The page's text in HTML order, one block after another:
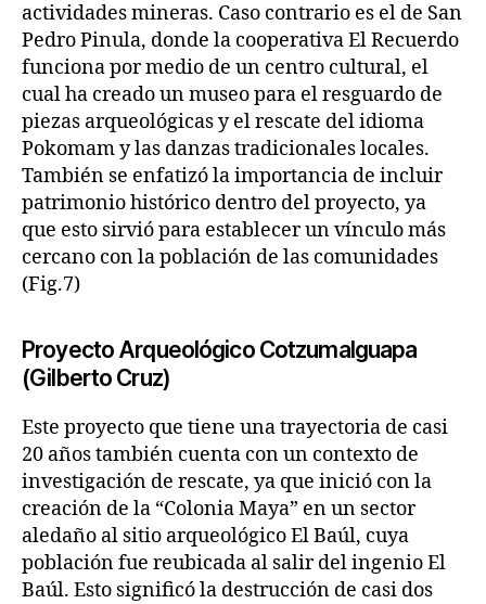
actividades mineras. Caso contrario es el de San
Pedro Pinula, donde la cooperativa El Recuerdo
funciona por medio de un centro cultural, el
cual ha creado un museo para el resguardo de
piezas arqueológicas y el rescate del idioma
Pokomam y las danzas tradicionales locales.
También se enfatizó la importancia de incluir
patrimonio histórico dentro del proyecto, ya
que esto sirvió para establecer un vínculo más
cercano con la población de las comunidades
(Fig.7)
Proyecto Arqueológico Cotzumalguapa
(Gilberto Cruz)
Este proyecto que tiene una trayectoria de casi
20 años también cuenta con un contexto de
investigación de rescate, ya que inició con la
creación de la “Colonia Maya” en un sector
aledaño al sitio arqueológico El Baúl, cuya
población fue reubicada al salir del ingenio El
Baúl. Esto significó la destrucción de casi dos